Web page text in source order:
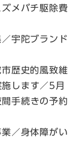
メバチ駆除費
宇陀ブランド
歴史的風致維
します／5月
手続きの予約
／身体障がい